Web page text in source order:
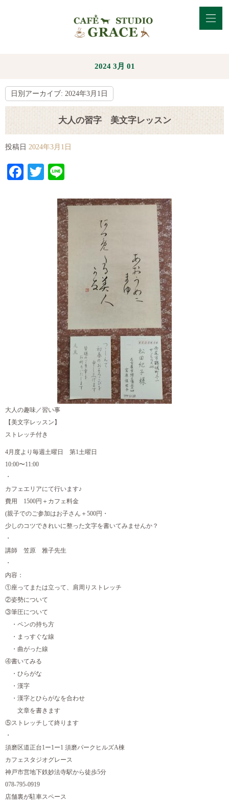
2024 3月 01
日別アーカイブ: 2024年3月1日
大人の習字 美文字レッスン
投稿日 2024年3月1日
Facebook
Twitter
大人の趣味／習い事
【美文字レッスン】
ストレッチ付き
4月度より毎週土曜日 第1土曜日
10:00〜11:00
・
カフェエリアにて行います♪
費用 1500円＋カフェ料金
(親子でのご参加はお子さん＋500円・
少しのコツできれいに整った文字を書いてみませんか？
・
講師 笠原 雅子先生
・
内容：
①座ってまたは立って、肩周りストレッチ
②姿勢について
③筆圧について
・ペンの持ち方
・まっすぐな線
・曲がった線
④書いてみる
・ひらがな
・漢字
・漢字とひらがなを合わせ
文章を書きます
⑤ストレッチして終ります
・
須磨区道正台1ー1ー1 須磨パークヒルズA棟
カフェスタジオグレース
神戸市営地下鉄妙法寺駅から徒歩5分
078-795-0919
店舗裏が駐車スペース